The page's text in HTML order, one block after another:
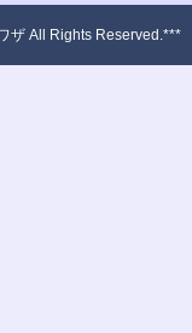
ザ All Rights Reserved.***